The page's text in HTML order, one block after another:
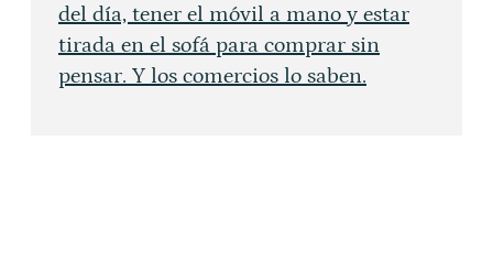
del día, tener el móvil a mano y estar
tirada en el sofá para comprar sin
pensar. Y los comercios lo saben.